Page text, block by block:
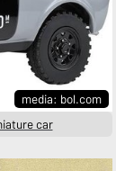
media: bol.com
car